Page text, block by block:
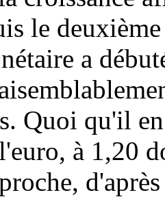
le
a
Quoi qu'il
à 1,20